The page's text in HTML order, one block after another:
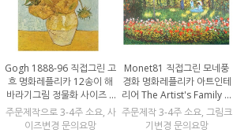
Gogh 1888-96 직접그린 고
흐 명화레플리카 12송이 해
바라기그림 정물화 사이즈 6
4x80cm 100% 수작업 캔버
스유화 모사화
주문제작으로 3-4주 소요, 사
이즈변경 문의요망
Monet81 직접그린 모네풍
경화 명화레플리카 아트인테
리어 The Artist's Family in
the Garden 사이즈 80x65
cm 100% 수작업 캔버스유
주문제작 3-4주 소요, 그림크
기변경 문의요망